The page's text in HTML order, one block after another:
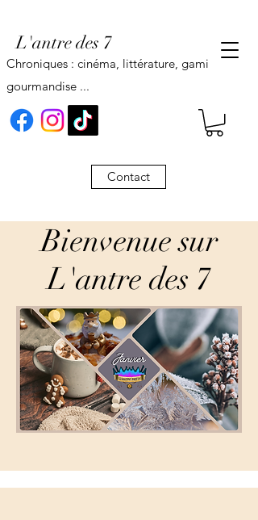
L'antre des 7
Contact
Chroniques : cinéma, littérature, gaming,
gourmandise ...
Bienvenue sur
L'antre des 7